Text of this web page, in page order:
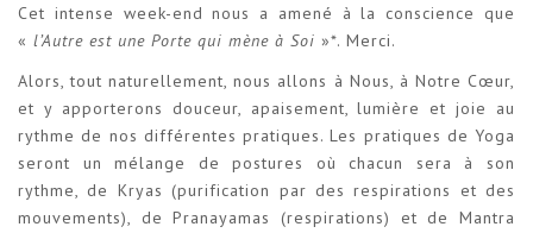
Cet intense week-end nous a amené à la conscience que
« l’Autre est une Porte qui mène à Soi »*. Merci.
Alors, tout naturellement, nous allons à Nous, à Notre Cœur,
et y apporterons douceur, apaisement, lumière et joie au
rythme de nos différentes pratiques. Les pratiques de Yoga
seront un mélange de postures où chacun sera à son
rythme, de Kryas (purification par des respirations et des
mouvements), de Pranayamas (respirations) et de Mantra